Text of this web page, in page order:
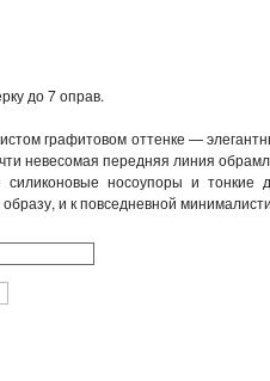
до 7 оправ.
графитовом оттенке —
невесомая передняя линия
носоупоры и
и к повседневной